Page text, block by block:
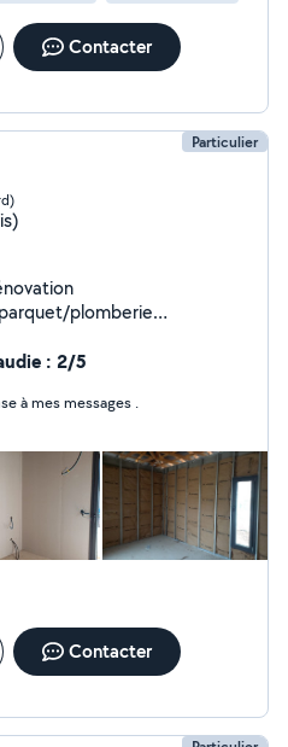
Contacter
Particulier
plomberie
montage de meubles.
: 2/5
à mes messages .
Contacter